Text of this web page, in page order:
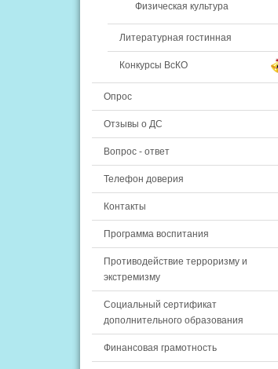
Физическая культура
Литературная гостинная
Конкурсы ВсКО
Опрос
Отзывы о ДС
Вопрос - ответ
Телефон доверия
Контакты
Программа воспитания
Противодействие терроризму и
экстремизму
Социальный сертификат
дополнительного образования
Финансовая грамотность